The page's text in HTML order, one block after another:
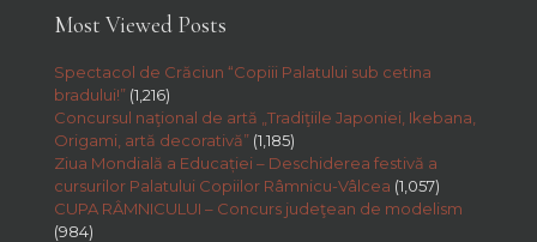
Most Viewed Posts
Spectacol de Crăciun “Copiii Palatului sub cetina
bradului!” (1,216)
Concursul naţional de artă „Tradiţiile Japoniei, Ikebana,
Origami, artă decorativă” (1,185)
Ziua Mondială a Educației – Deschiderea festivă a
cursurilor Palatului Copiilor Râmnicu-Vâlcea (1,057)
CUPA RÂMNICULUI – Concurs judeţean de modelism
(984)